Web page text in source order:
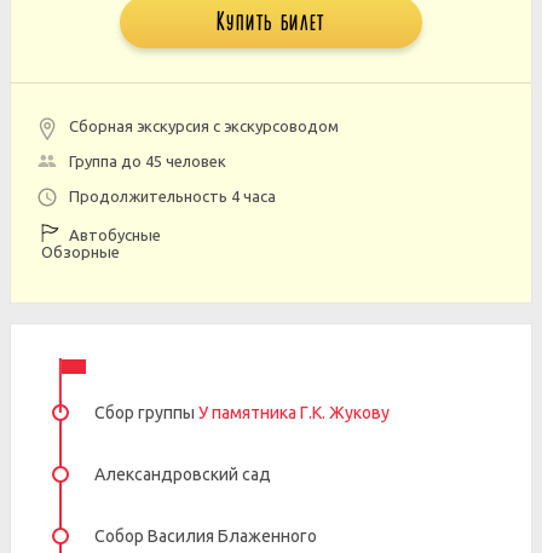
Купить билет
Сборная экскурсия с экскурсоводом
Группа до 45 человек
Продолжительность 4 часа
Автобусные
Обзорные
Сбор группы У памятника Г.К. Жукову
Александровский сад
Собор Василия Блаженного